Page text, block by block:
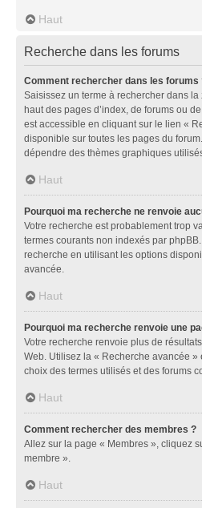
Haut
Recherche dans les forums
Comment rechercher dans les forums
Saisissez un terme à rechercher dans
haut des pages d’index, de forums ou
est accessible en cliquant sur le lien «
disponible sur toutes les pages du
dépendre des thèmes graphiques
Haut
Pourquoi ma recherche ne renvoie
Votre recherche est probablement trop
termes courants non indexés par
recherche en utilisant les options
avancée.
Haut
Pourquoi ma recherche renvoie une
Votre recherche renvoie plus de
Web. Utilisez la « Recherche avancée »
choix des termes utilisés et des forums
Haut
Comment rechercher des membres ?
Allez sur la page « Membres », cliquez
membre ».
Haut